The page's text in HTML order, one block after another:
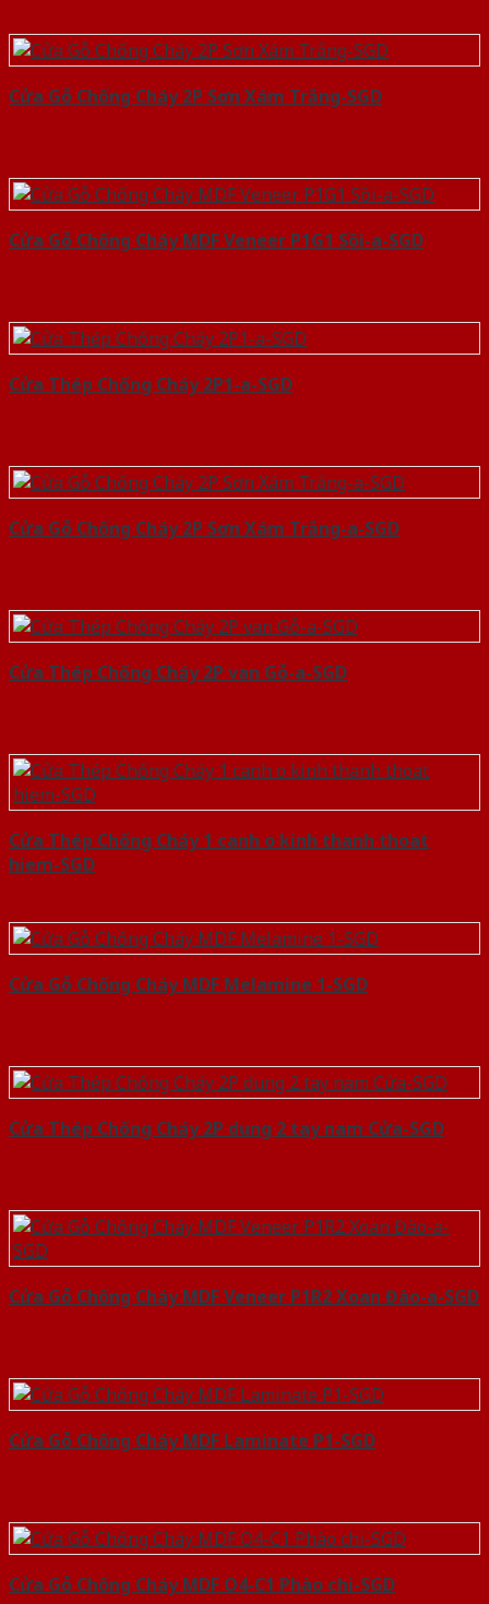
Cửa Gỗ Chống Cháy 2P Sơn Xám Trắng-SGD
Cửa Gỗ Chống Cháy MDF Veneer P1G1 Sồi-a-SGD
Cửa Thép Chống Cháy 2P1-a-SGD
Cửa Gỗ Chống Cháy 2P Sơn Xám Trắng-a-SGD
Cửa Thép Chống Cháy 2P van Gỗ-a-SGD
Cửa Thép Chống Cháy 1 canh o kinh thanh thoat
hiem-SGD
Cửa Gỗ Chống Cháy MDF Melamine 1-SGD
Cửa Thép Chống Cháy 2P dung 2 tay nam Cửa-SGD
Cửa Gỗ Chống Cháy MDF Veneer P1R2 Xoan Đào-a-SGD
Cửa Gỗ Chống Cháy MDF Laminate P1-SGD
Cửa Gỗ Chống Cháy MDF O4-C1 Phào chi-SGD